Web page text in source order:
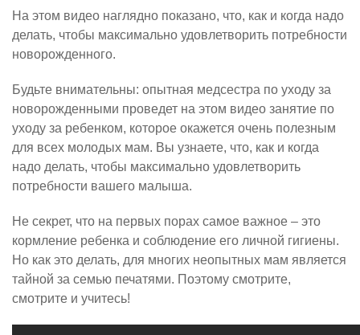
На этом видео наглядно показано, что, как и когда надо
делать, чтобы максимально удовлетворить потребности
новорожденного.
Будьте внимательны: опытная медсестра по уходу за
новорожденными проведет на этом видео занятие по
уходу за ребенком, которое окажется очень полезным
для всех молодых мам. Вы узнаете, что, как и когда
надо делать, чтобы максимально удовлетворить
потребности вашего малыша.
Не секрет, что на первых порах самое важное – это
кормление ребенка и соблюдение его личной гигиены.
Но как это делать, для многих неопытных мам является
тайной за семью печатями. Поэтому смотрите,
смотрите и учитесь!